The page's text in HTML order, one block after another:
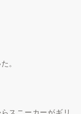
。
スニーカーがギリ